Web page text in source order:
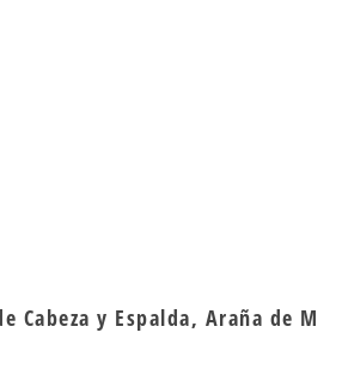
Cabeza y Espalda, Araña de M